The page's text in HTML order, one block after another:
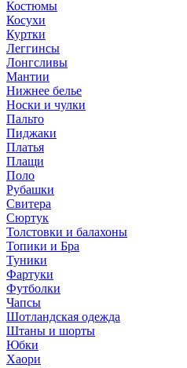
Костюмы
Косухи
Куртки
Леггинсы
Лонгсливы
Мантии
Нижнее белье
Носки и чулки
Пальто
Пиджаки
Платья
Плащи
Поло
Рубашки
Свитера
Сюртук
Толстовки и балахоны
Топики и Бра
Туники
Фартуки
Футболки
Чапсы
Шотландская одежда
Штаны и шорты
Юбки
Хаори